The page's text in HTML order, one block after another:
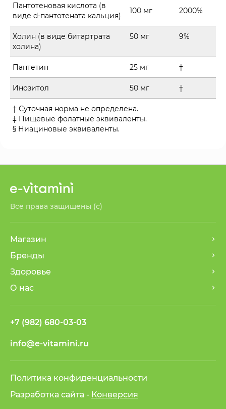
Пантотеновая кислота (в
виде d-пантотената кальция)
100 мг 2000%
Холин (в виде битартрата
холина)
50 мг 9%
Пантетин 25 мг †
Инозитол 50 мг †
† Суточная норма не определена.
‡ Пищевые фолатные эквиваленты.
§ Ниациновые эквиваленты.
Все права защищены (с)
Магазин
Бренды
Здоровье
О нас
+7 (982) 680-03-03
info@e-vitamini.ru
Политика конфиденциальности
Разработка сайта - Конверсия